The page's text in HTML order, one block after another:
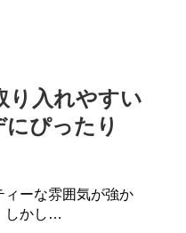
り入れやすい
ぴったり
ィーな雰囲気が強か
しかし…